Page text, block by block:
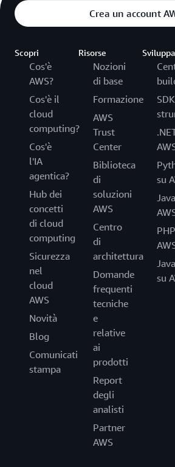
Crea un account
Scopri
Cos'è
AWS?
Cos'è il
cloud
computing?
Cos'è
l'IA
agentica?
Hub dei
concetti
di cloud
computing
Sicurezza
nel
cloud
AWS
Novità
Blog
Comunicati
stampa
Risorse
Nozioni
di base
Formazione
AWS
Trust
Center
Biblioteca
di
soluzioni
AWS
Centro
di
architettura
Domande
frequenti
tecniche
e
relative
ai
prodotti
Report
degli
analisti
Partner
AWS
su
su